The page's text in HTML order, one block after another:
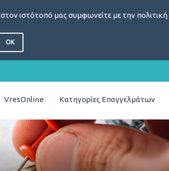
ιστότοπό μας συμφωνείτε με την
OK
VresOnline Κατηγορίες Επαγγελμάτων